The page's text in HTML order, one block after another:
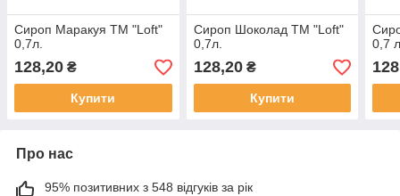
Сироп Маракуя ТМ "Loft"
0,7л.
128,20 ₴
Купити
Сироп Шоколад ТМ "Loft"
0,7л.
128,20₴
Купити
0,7
Про нас
95% позитивних з 548 відгуків за рік